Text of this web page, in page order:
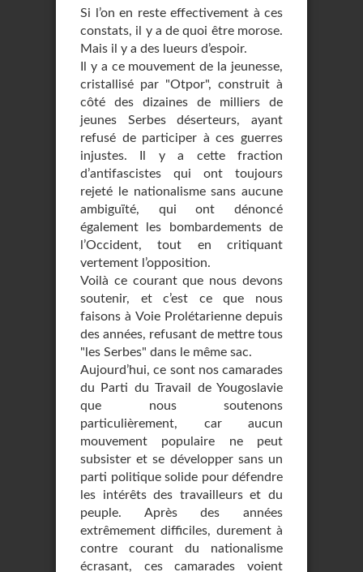
Si l’on en reste effectivement à ces
constats, il y a de quoi être morose.
Mais il y a des lueurs d’espoir.
Il y a ce mouvement de la jeunesse,
cristallisé par "Otpor", construit à
côté des dizaines de milliers de
jeunes Serbes déserteurs, ayant
refusé de participer à ces guerres
injustes. Il y a cette fraction
d’antifascistes qui ont toujours
rejeté le nationalisme sans aucune
ambiguïté, qui ont dénoncé
également les bombardements de
l’Occident, tout en critiquant
vertement l’opposition.
Voilà ce courant que nous devons
soutenir, et c’est ce que nous
faisons à Voie Prolétarienne depuis
des années, refusant de mettre tous
"les Serbes" dans le même sac.
Aujourd’hui, ce sont nos camarades
du Parti du Travail de Yougoslavie
que nous soutenons
particulièrement, car aucun
mouvement populaire ne peut
subsister et se développer sans un
parti politique solide pour défendre
les intérêts des travailleurs et du
peuple. Après des années
extrêmement difficiles, durement à
contre courant du nationalisme
écrasant, ces camarades voient